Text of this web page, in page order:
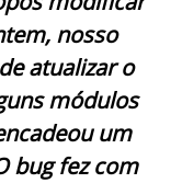
nosso
atualizar o
módulos
um
bug fez com